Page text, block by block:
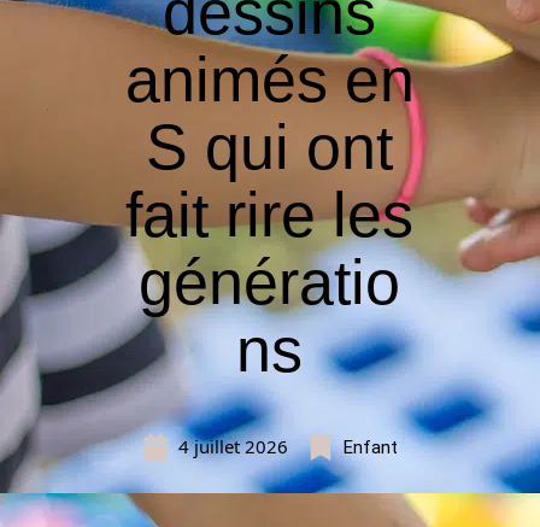
animés en
S qui ont
fait rire les
génératio
ns
4 juillet 2026 Enfant